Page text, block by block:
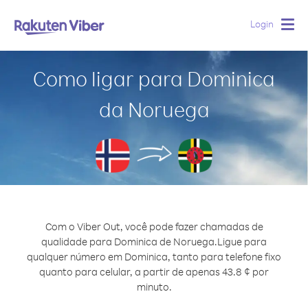
Login
Como ligar para Dominica
da Noruega
Com o Viber Out, você pode fazer chamadas de
qualidade para Dominica de Noruega.Ligue para
qualquer número em Dominica, tanto para telefone fixo
quanto para celular, a partir de apenas 43.8 ¢ por
minuto.